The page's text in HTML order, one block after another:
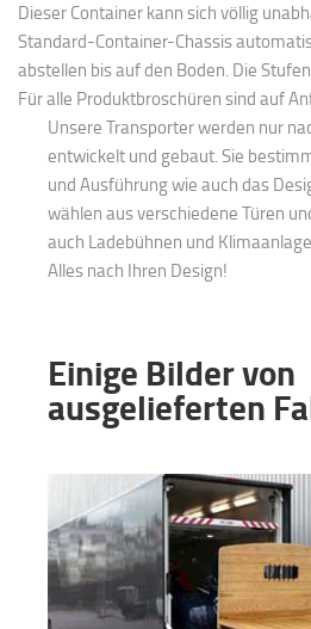
Dieser Container kann sich völlig
Standard-Container-Chassis
abstellen bis auf den Boden. Die
Für alle Produktbroschüren sind auf
Unsere Transporter werden nur
entwickelt und gebaut. Sie
und Ausführung wie auch das
wählen aus verschiedene Türen
auch Ladebühnen und
Alles nach Ihren Design!
Einige Bilder von
ausgelieferten